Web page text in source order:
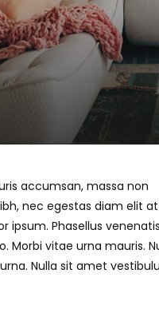
accumsan, massa non
nec egestas diam elit at
ipsum. Phasellus
Morbi vitae urna mauris.
Nulla sit amet